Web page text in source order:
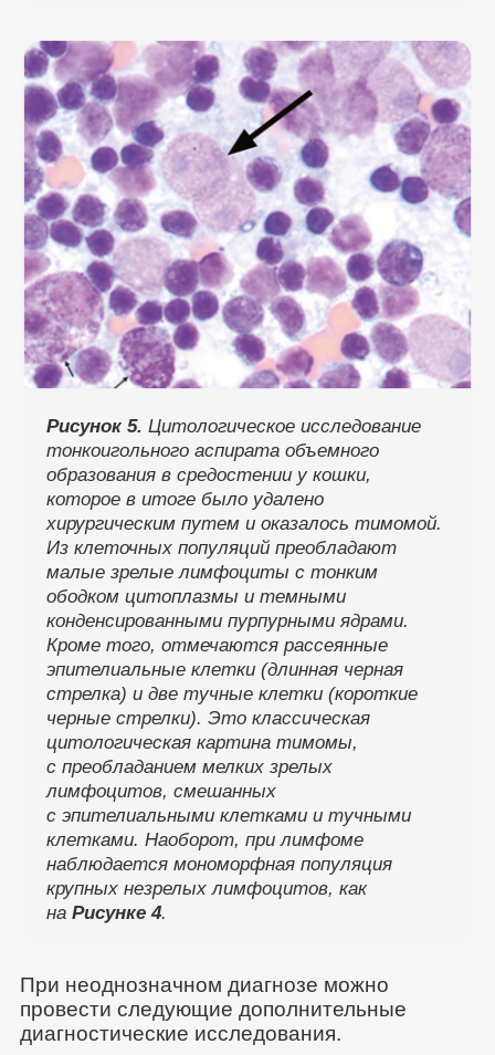
Рисунок 5. Цитологическое исследование
тонко­игольного аспирата объемного
образования в средостении у кошки,
которое в итоге было удалено
хирургическим путем и оказалось тимомой.
Из клеточных популяций преобладают
малые зрелые лимфоциты с тонким
ободком цитоплазмы и темными
конденсированными пурпурными ядрами.
Кроме того, отмечаются рассеянные
эпителиальные клетки (длинная черная
стрелка) и две тучные клетки (короткие
черные стрелки). Это классическая
цитологическая картина тимомы,
с преобладанием мелких зрелых
лимфоцитов, смешанных
с эпителиальными клетками и тучными
клетками. Наоборот, при лимфоме
наблюдается мономорфная популяция
крупных незрелых лимфоцитов, как
на Рисунке 4.
При неоднозначном диагнозе можно
провести следующие дополнительные
диагностические исследования.